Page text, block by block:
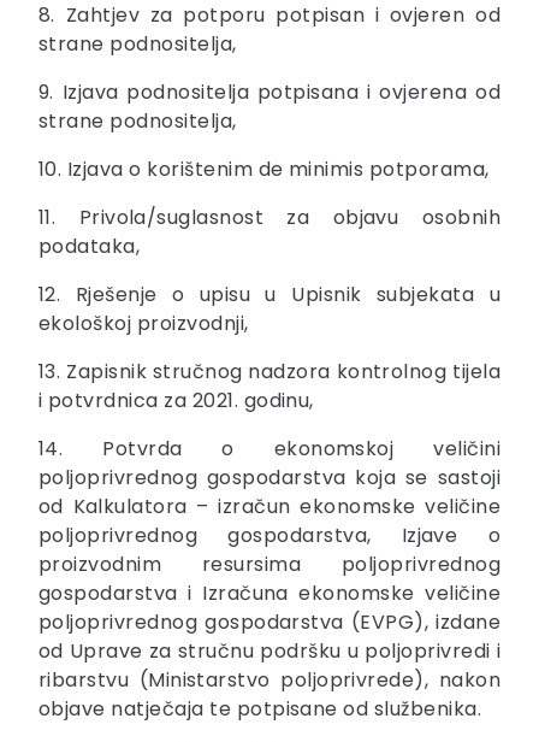
8. Zahtjev za potporu potpisan i ovjeren od
strane podnositelja,
9. Izjava podnositelja potpisana i ovjerena od
strane podnositelja,
10. Izjava o korištenim de minimis potporama,
11. Privola/suglasnost za objavu osobnih
podataka,
12. Rješenje o upisu u Upisnik subjekata u
ekološkoj proizvodnji,
13. Zapisnik stručnog nadzora kontrolnog tijela
i potvrdnica za 2021. godinu,
14. Potvrda o ekonomskoj veličini
poljoprivrednog gospodarstva koja se sastoji
od Kalkulatora – izračun ekonomske veličine
poljoprivrednog gospodarstva, Izjave o
proizvodnim resursima poljoprivrednog
gospodarstva i Izračuna ekonomske veličine
poljoprivrednog gospodarstva (EVPG), izdane
od Uprave za stručnu podršku u poljoprivredi i
ribarstvu (Ministarstvo poljoprivrede), nakon
objave natječaja te potpisane od službenika.